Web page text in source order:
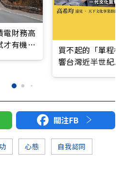
電財務高
才有機會
買不起的「單程
響台灣近半世紀
關注FB
心態 自我認同